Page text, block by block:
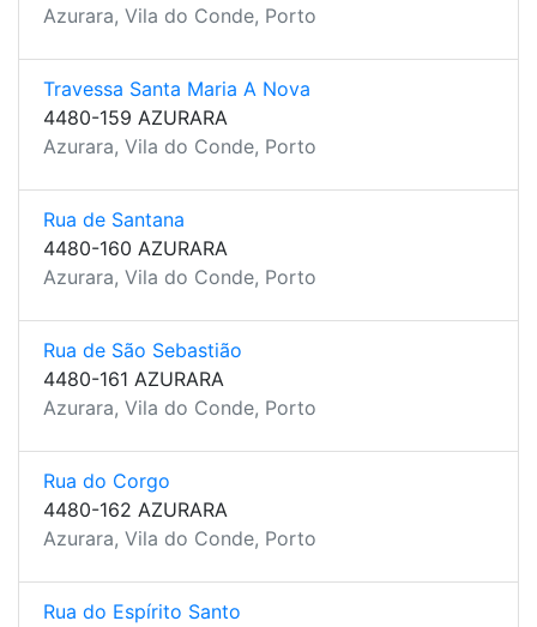
Azurara, Vila do Conde, Porto
Travessa Santa Maria A Nova
4480-159 AZURARA
Azurara, Vila do Conde, Porto
Rua de Santana
4480-160 AZURARA
Azurara, Vila do Conde, Porto
Rua de São Sebastião
4480-161 AZURARA
Azurara, Vila do Conde, Porto
Rua do Corgo
4480-162 AZURARA
Azurara, Vila do Conde, Porto
Rua do Espírito Santo